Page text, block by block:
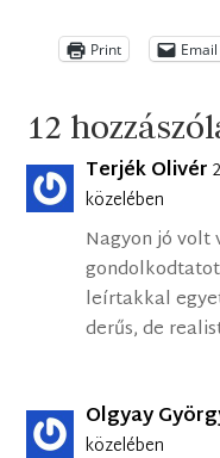
Print Email
12
Terjék Olivér
közelében
Nagyon jó volt
leírtakkal
derűs, de
Olgyay
közelében